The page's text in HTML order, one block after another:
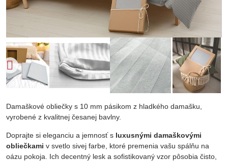
Damaškové obliečky s 10 mm pásikom z hladkého damašku,
vyrobené z kvalitnej česanej bavlny.
Doprajte si eleganciu a jemnosť s luxusnými damaškovými
obliečkami v svetlo sivej farbe, ktoré premenia vašu spálňu na
oázu pokoja. Ich decentný lesk a sofistikovaný vzor pôsobia čisto,